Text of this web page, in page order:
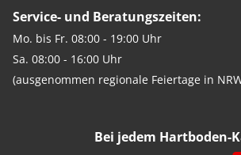
Service- und Beratungszeiten:
Mo. bis Fr. 08:00 - 19:00 Uhr
Sa. 08:00 - 16:00 Uhr
(ausgenommen regionale Feiertage in
Bei jedem Hartboden-